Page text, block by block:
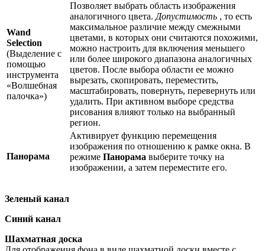
Wand
Selection
(Выделение с
помощью
инструмента
«Волшебная
палочка»)
Позволяет выбрать область изображения
аналогичного цвета. Допустимость , то есть
максимальное различие между смежными
цветами, в которых они считаются похожими,
можно настроить для включения меньшего
или более широкого диапазона аналогичных
цветов. После выбора области ее можно
вырезать, скопировать, переместить,
масштабировать, повернуть, перевернуть или
удалить. При активном выборе средства
рисования влияют только на выбранный
регион.
Панорама
Активирует функцию перемещения
изображения по отношению к рамке окна. В
режиме Панорама выберите точку на
изображении, а затем переместите его.
Зеленый канал
Синий канал
Шахматная доска